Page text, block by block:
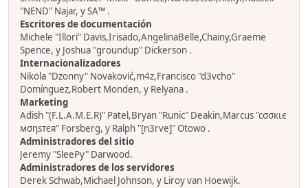
"NEND" Najar, y SA™ .
Escritores de documentación
Michele "Illori" Davis,Irisado,AngelinaBelle,Chainy,Graeme
Spence, y Joshua "groundup" Dickerson .
Internacionalizadores
Nikola "Dzonny" Novaković,m4z,Francisco "d3vcho"
Domínguez,Robert Monden, y Relyana .
Marketing
Adish "(F.L.A.M.E.R)" Patel,Bryan "Runic" Deakin,Marcus "cσσкιє
мσηѕтєя" Forsberg, y Ralph "[n3rve]" Otowo .
Administradores del sitio
Jeremy "SleePy" Darwood.
Administradores de los servidores
Derek Schwab,Michael Johnson, y Liroy van Hoewijk.